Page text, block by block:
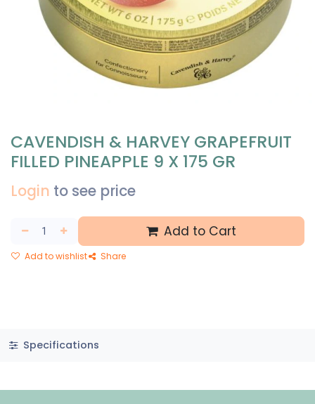
CAVENDISH & HARVEY GRAPEFRUIT
FILLED PINEAPPLE 9 X 175 GR
Login to see price
Add to Cart
Add to wishlist Share
Specifications